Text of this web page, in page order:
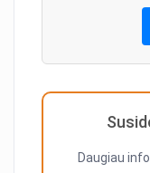
Daugiau